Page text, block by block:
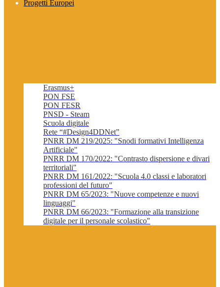
Progetti Europei
Erasmus+
PON FSE
PON FESR
PNSD - Steam
Scuola digitale
Rete “#Design4DDNet”
PNRR DM 219/2025: "Snodi formativi Intelligenza
Artificiale"
PNRR DM 170/2022: "Contrasto dispersione e divari
territoriali"
PNRR DM 161/2022: "Scuola 4.0 classi e laboratori
professioni del futuro"
PNRR DM 65/2023: "Nuove competenze e nuovi
linguaggi"
PNRR DM 66/2023: "Formazione alla transizione
digitale per il personale scolastico"